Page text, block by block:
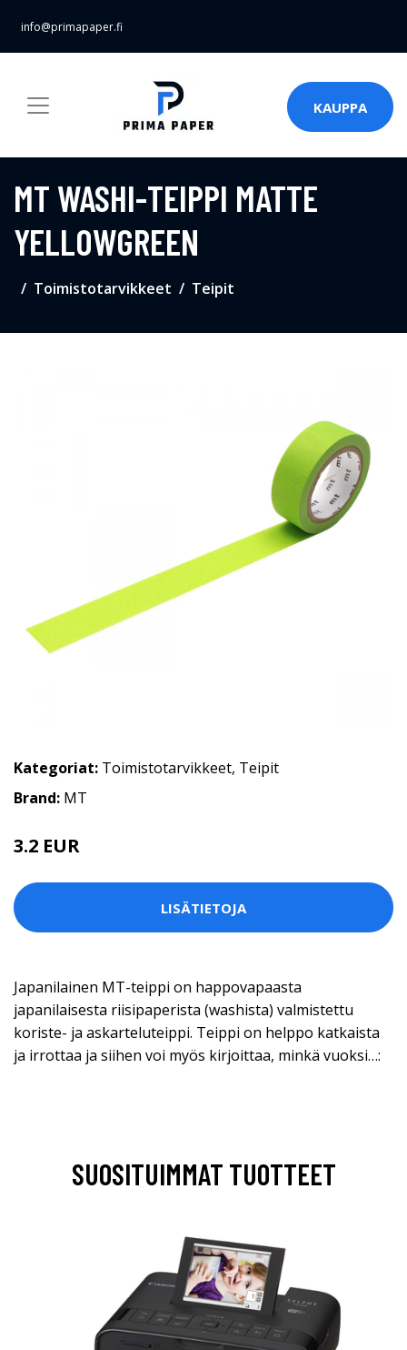
info@primapaper.fi
KAUPPA
MT WASHI-TEIPPI MATTE
YELLOWGREEN
Toimistotarvikkeet Teipit
Kategoriat: Toimistotarvikkeet, Teipit
Brand: MT
3.2 EUR
LISÄTIETOJA
Japanilainen MT-teippi on happovapaasta
japanilaisesta riisipaperista (washista) valmistettu
koriste- ja askarteluteippi. Teippi on helppo katkaista
ja irrottaa ja siihen voi myös kirjoittaa, minkä vuoksi…:
SUOSITUIMMAT TUOTTEET